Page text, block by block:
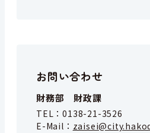
お問い合わせ
財務部 財政課
TEL：0138-21-3526
E-Mail：